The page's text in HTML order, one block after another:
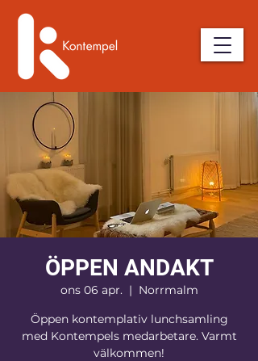
ÖPPEN ANDAKT
ons 06 apr.
  |
Norrmalm
Öppen kontemplativ lunchsamling
med Kontempels medarbetare. Varmt
välkommen!